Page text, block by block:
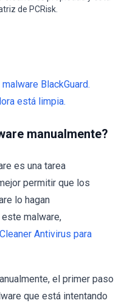
de PCRisk.
BlackGuard.
está limpia.
manualmente?
es una tarea
permitir que los
lo hagan
malware,
Antivirus para
el primer paso
que está intentando